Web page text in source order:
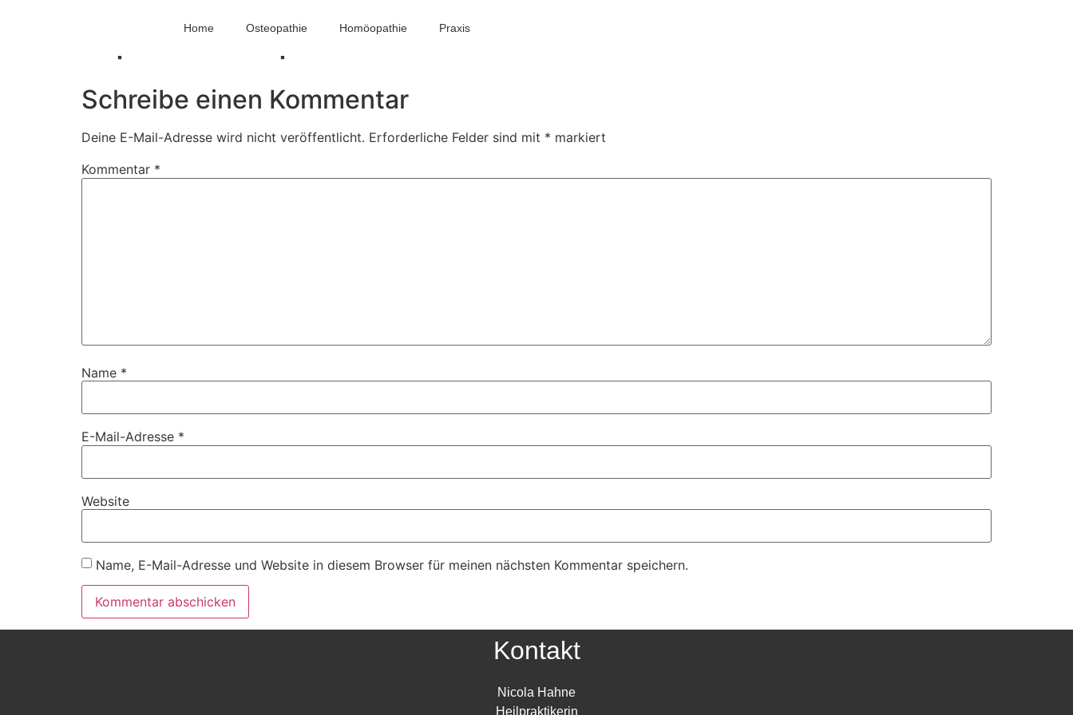
Home Osteopathie Homöopathie Praxis
clipboard_64px
Schreibe einen Kommentar
Deine E-Mail-Adresse wird nicht veröffentlicht. Erforderliche Felder sind mit * markiert
Kommentar *
Name *
E-Mail-Adresse *
Website
Name, E-Mail-Adresse und Website in diesem Browser für meinen nächsten Kommentar speichern.
Kontakt
Nicola Hahne
Heilpraktikerin